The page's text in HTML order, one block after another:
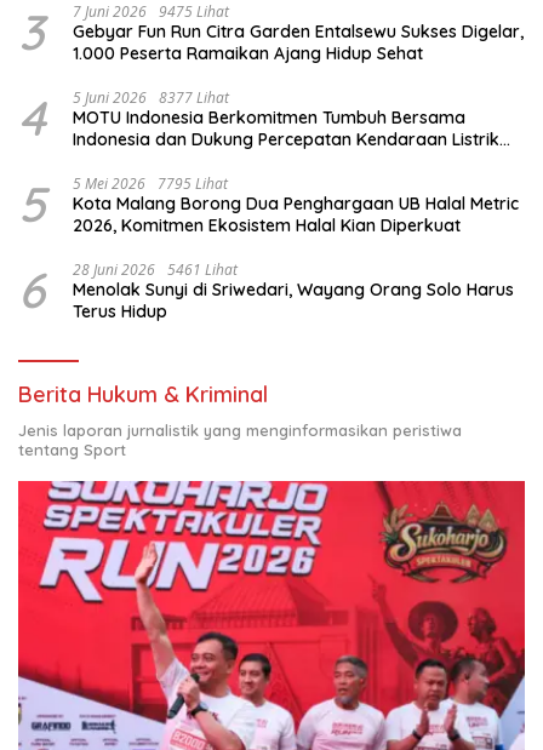
3 7 Juni 2026 9475 Lihat
Gebyar Fun Run Citra Garden Entalsewu Sukses Digelar,
1.000 Peserta Ramaikan Ajang Hidup Sehat
4 5 Juni 2026 8377 Lihat
MOTU Indonesia Berkomitmen Tumbuh Bersama
Indonesia dan Dukung Percepatan Kendaraan Listrik
5 5 Mei 2026 7795 Lihat
Kota Malang Borong Dua Penghargaan UB Halal Metric
2026, Komitmen Ekosistem Halal Kian Diperkuat
6 28 Juni 2026 5461 Lihat
Menolak Sunyi di Sriwedari, Wayang Orang Solo Harus
Terus Hidup
Berita Hukum & Kriminal
Jenis laporan jurnalistik yang menginformasikan peristiwa
tentang Sport